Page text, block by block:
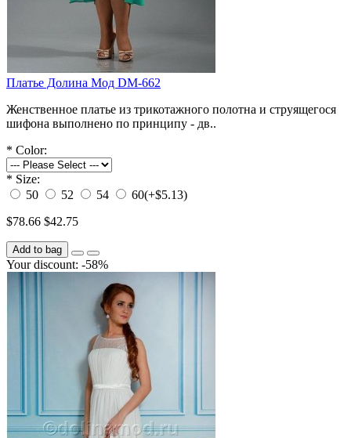
Платье Долина Мод DM-662
Женственное платье из трикотажного полотна и струящегося
шифона выполнено по принципу - дв..
* Color:
* Size:
50
52 54 60(+$5.13)
$78.66 $42.75
Add to bag
Your discount: -58%